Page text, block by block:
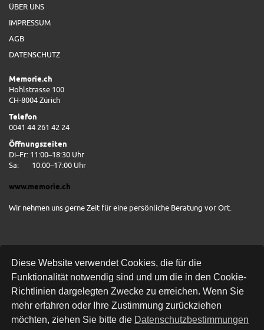
Diese Website verwendet Cookies, die für die
Funktionalität notwendig sind und um die in den Cookie-
Richtlinien dargelegten Zwecke zu erreichen. Wenn Sie
mehr erfahren oder Ihre Zustimmung zurückziehen
möchten, ziehen Sie bitte die Datenschutzbestimmungen
ÜBER UNS
IMPRESSUM
AGB
DATENSCHUTZ
Memorie.ch
Hohlstrasse 100
CH-8004 Zürich
Telefon
0041 44 261 42 24
Öffnungszeiten
Di–Fr: 11:00–18:30 Uhr
Sa:
10:00–17:00 Uhr
www.memorie.ch
Wir nehmen uns gerne Zeit für eine persönliche Beratung vor Ort.
Kostenlose Lieferung